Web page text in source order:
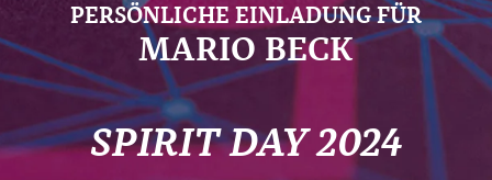
PERSÖNLICHE EINLADUNG FÜR
MARIO BECK
SPIRIT DAY 2024